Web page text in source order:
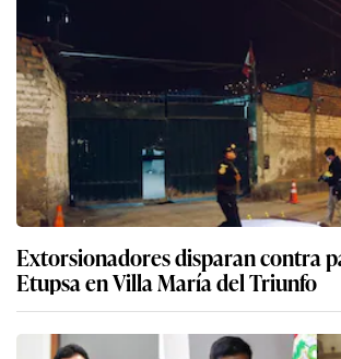
Extorsionadores disparan contra
Etupsa en Villa María del Triunfo